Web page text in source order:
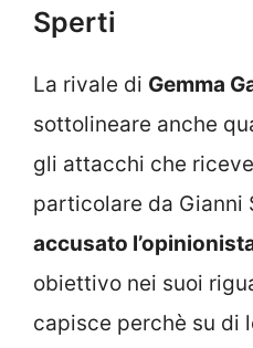
Sperti
La rivale di Gemma
sottolineare anche
gli attacchi che
particolare da Gianni
accusato
obiettivo nei suoi
capisce perchè su di